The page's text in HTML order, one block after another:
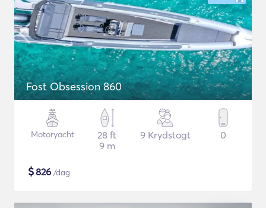
Fost Obsession 860
Motoryacht
28 ft
9 m
9 Krydstogt 0
$826 /dag